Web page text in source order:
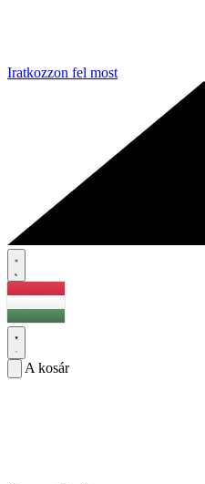
Iratkozzon fel most
A kosár